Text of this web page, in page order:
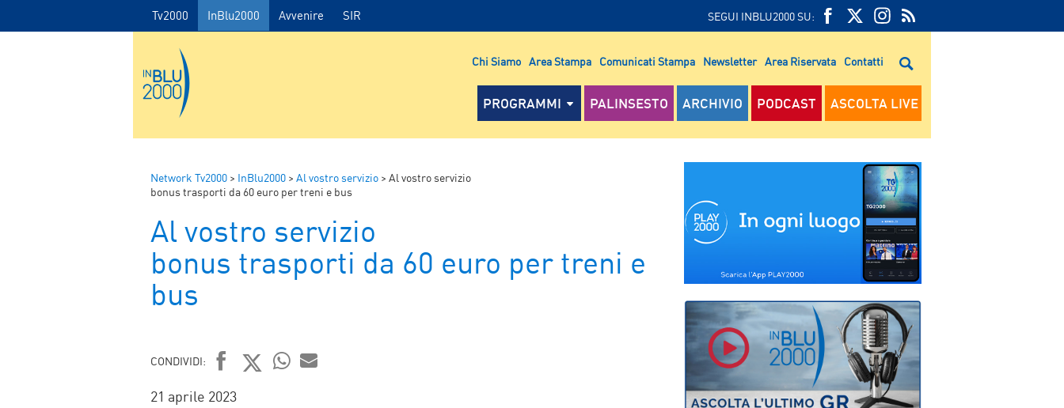
Tv2000 InBlu2000 Avvenire SIR SEGUI INBLU2000 SU:
FEED
RSS
RSS
Chi Siamo Area Stampa Comunicati Stampa Newsletter Area Riservata Contatti
PROGRAMMI PALINSESTO ARCHIVIO PODCAST ASCOLTA LIVE
Network Tv2000 > InBlu2000 > Al vostro servizio > Al vostro servizio
bonus trasporti da 60 euro per treni e bus
Al vostro servizio
bonus trasporti da 60 euro per treni e
bus
CONDIVIDI:
FACEBOOK
TWITTER
21 aprile 2023